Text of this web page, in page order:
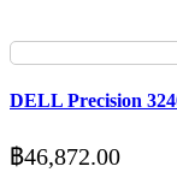
DELL Precision
฿46,872.00